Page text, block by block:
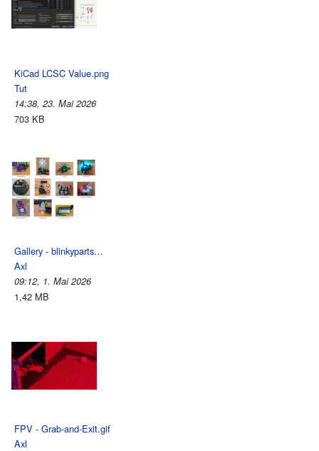
KiCad LCSC Value.png
Tut
14:38, 23. Mai 2026
703 KB
Gallery - blinkyparts…
Axl
09:12, 1. Mai 2026
1,42 MB
FPV - Grab-and-Exit.gif
Axl